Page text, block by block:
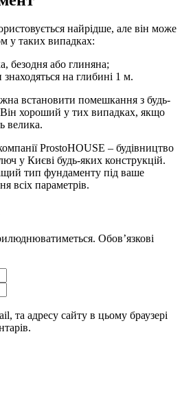
найрідше, але він може
у таких випадках:
безодня або глиняна;
на глибині 1 м.
встановити помешкання з будь-
Він хороший у тих випадках, якщо
велика.
ProstoHOUSE – будівництво
у Києві будь-яких конструкцій.
тип фундаменту під ваше
всіх параметрів.
Обов’язкові
та адресу сайту в цьому браузері